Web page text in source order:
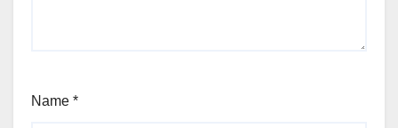
Name *